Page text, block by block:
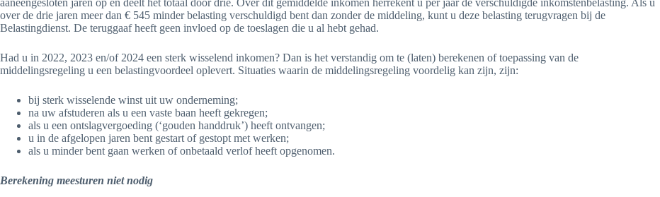
aaneengesloten jaren op en deelt het totaal door drie. Over dit gemiddelde inkomen herrekent u per jaar de verschuldigde inkomstenbelasting. Als u
over de drie jaren meer dan € 545 minder belasting verschuldigd bent dan zonder de middeling, kunt u deze belasting terugvragen bij de
Belastingdienst. De teruggaaf heeft geen invloed op de toeslagen die u al hebt gehad.
Had u in 2022, 2023 en/of 2024 een sterk wisselend inkomen? Dan is het verstandig om te (laten) berekenen of toepassing van de
middelingsregeling u een belastingvoordeel oplevert. Situaties waarin de middelingsregeling voordelig kan zijn, zijn:
bij sterk wisselende winst uit uw onderneming;
na uw afstuderen als u een vaste baan heeft gekregen;
als u een ontslagvergoeding (‘gouden handdruk’) heeft ontvangen;
u in de afgelopen jaren bent gestart of gestopt met werken;
als u minder bent gaan werken of onbetaald verlof heeft opgenomen.
Berekening meesturen niet nodig